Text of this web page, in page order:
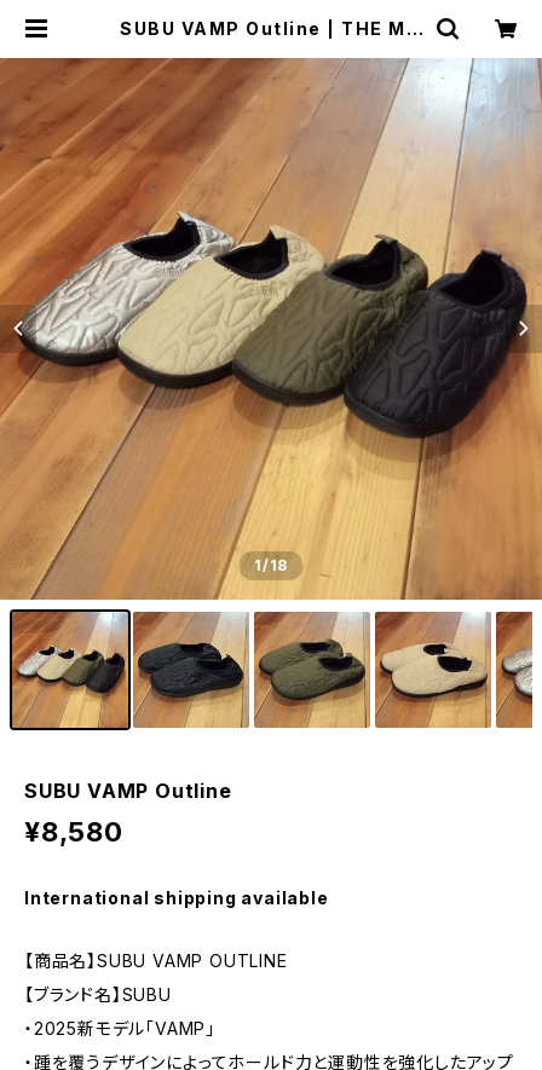
SUBU VAMP Outline | THE MA
1/18
SUBU VAMP Outline
¥8,580
International shipping available
【商品名】SUBU VAMP OUTLINE
【ブランド名】SUBU
・2025新モデル「VAMP」
・踵を覆うデザインによってホールド力と運動性を強化したアップ